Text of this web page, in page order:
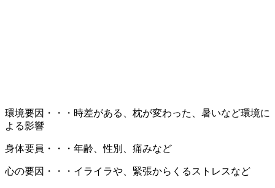
環境要因・・・時差がある、枕が変わった、暑いなど環境に
よる影響
身体要員・・・年齢、性別、痛みなど
心の要因・・・イライラや、緊張からくるストレスなど